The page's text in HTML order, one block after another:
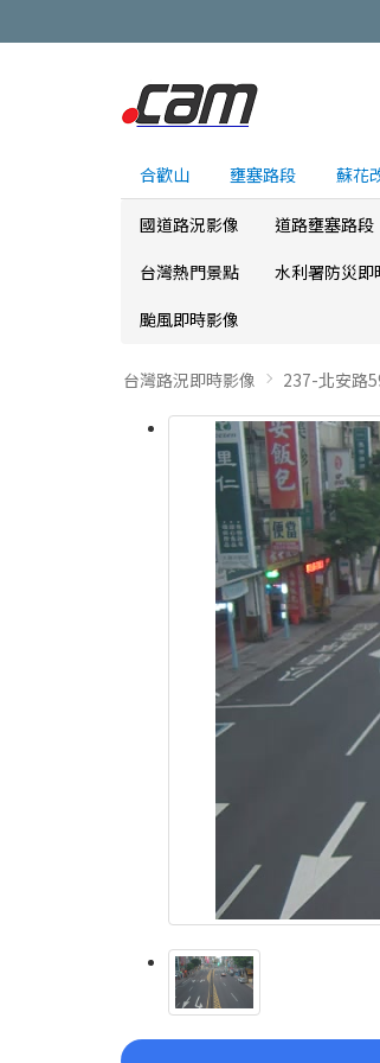
合歡山 壅塞路段 蘇花
國道路況影像 道路壅塞路段
台灣熱門景點
水利署防災即
颱風即時影像
台灣路況即時影像 237-北安路